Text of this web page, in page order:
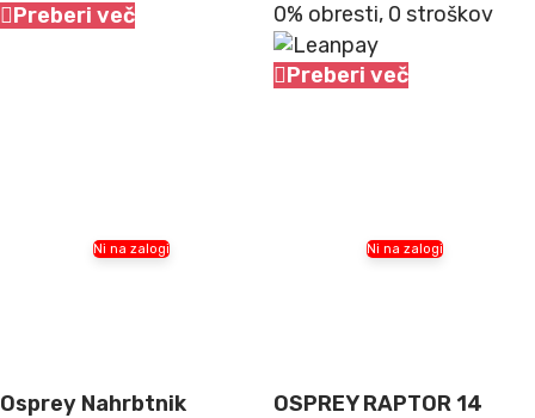
Preberi več
0% obresti, 0 stroškov
Preberi več
Ni na zalogi
Osprey Nahrbtnik
Ni na zalogi
OSPREY RAPTOR 14